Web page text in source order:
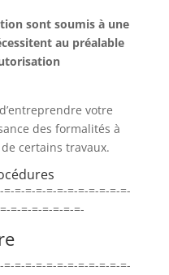
sont soumis à une
au préalable
votre
des formalités à
certains travaux.
=-=-=-=-=-=-=-=-=-=-=-
=-=-=-=-=-=-=-
=-=-=-=-=-=-=-=-=-=-=-